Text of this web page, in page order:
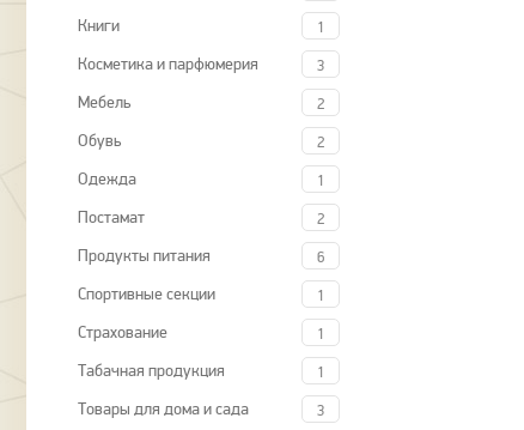
Книги 1
Косметика и парфюмерия 3
Мебель 2
Обувь 2
Одежда 1
Постамат 2
Продукты питания 6
Спортивные секции 1
Страхование 1
Табачная продукция 1
Товары для дома и сада 3